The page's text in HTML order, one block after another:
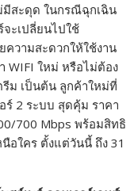
มีสะดุด ในกรณีฉุกเฉิน
จะเปลี่ยนไปใช้
วามสะดวกให้ใช้งาน
WIFI ใหม่ หรือไม่ต้อง
ม เป็นต้น ลูกค้าใหม่ที่
ร์ 2 ระบบ สุดคุ้ม ราคา
700 Mbps พร้อมสิทธิ
อใคร ตั้งแต่วันนี้ ถึง 31